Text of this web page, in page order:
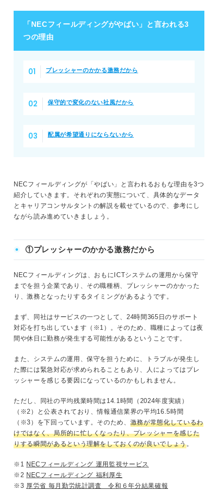
「NECフィールディングがやばい」と言われる3
つの理由
プレッシャーのかかる激務だから
保守的で変化のない社風だから
配属が希望通りにならないから
NECフィールディングが「やばい」と言われるおもな理由を3つ
紹介していきます。それぞれの実態について、具体的なデータ
とキャリアコンサルタントの解説を載せているので、参考にし
ながら読み進めていきましょう。
①プレッシャーのかかる激務だから
NECフィールディングは、おもにICTシステムの運用から保守
までを担う企業であり、その職種柄、プレッシャーのかかった
り、激務となったりするタイミングがあるようです。
まず、同社はサービスの一つとして、24時間365日のサポート
対応を打ち出しています（※1）。そのため、職種によっては夜
間や休日に勤務が発生する可能性があるということです。
また、システムの運用、保守を担うために、トラブルが発生し
た際には緊急対応が求められることもあり、人によってはプレ
ッシャーを感じる要因になっているのかもしれません。
ただし、同社の平均残業時間は14.1時間（2024年度実績）
（※2）と公表されており、情報通信業界の平均16.5時間
（※3）を下回っています。そのため、 激務が常態化しているわ
けではなく、局所的に忙しくなったり、プレッシャーを感じた
りする瞬間があるという理解をしておくのが良いでしょう。
※1 NECフィールディング 運用監視サービス
※2 NECフィールディング 福利厚生
※3 厚労省 毎月勤労統計調査 令和６年分結果確報